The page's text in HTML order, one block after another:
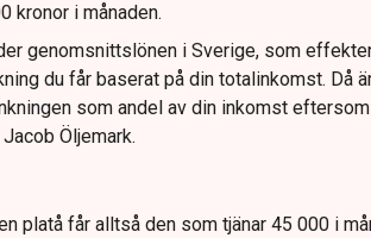
kronor i månaden.
genomsnittslönen i Sverige, som
du får baserat på din totalinkomst. Då
som andel av din inkomst eftersom
Öljemark.
platå får alltså den som tjänar 45 000 i